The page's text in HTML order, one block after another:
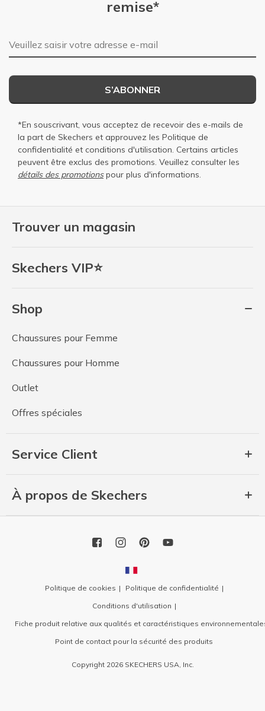
Trouver un magasin
Skechers VIP⭐
Shop
Chaussures pour Femme
Chaussures pour Homme
Outlet
Offres spéciales
Service Client
À propos de Skechers
remise*
Adresse e-mail
S’ABONNER
*En souscrivant, vous acceptez de recevoir des e-mails de
la part de Skechers et approuvez les Politique de
confidentialité et conditions d'utilisation. Certains articles
peuvent être exclus des promotions. Veuillez consulter les
détails des promotionspour plus d'informations.
Politique de cookies
Politique de confidentialité
Conditions d'utilisation
Fiche produit relative aux qualités et caractéristiques
Point de contact pour la sécurité des produits
Copyright 2026 SKECHERS USA, Inc.